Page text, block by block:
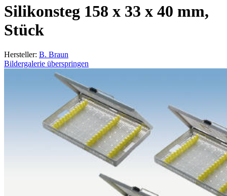
Silikonsteg 158 x 33 x 40 mm,
Stück
Hersteller: B. Braun
Bildergalerie überspringen